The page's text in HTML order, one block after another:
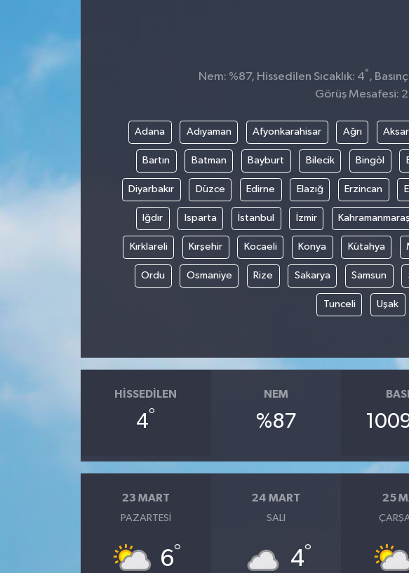
Nem: %87, Hissedilen Sıcaklık: 4° ,
Görüş Mesafesi:
Adana Adıyaman Afyonkarahisar Ağrı
Bartın Batman Bayburt Bilecik Bingöl
Diyarbakır Düzce Edirne Elazığ Erzincan
Iğdır Isparta İstanbul İzmir Kahramanmaraş
Kırklareli Kırşehir Kocaeli Konya Kütahya
Ordu Osmaniye Rize Sakarya Samsun
Tunceli Uşak
HISSEDILEN
4°
NEM
%87
23 MART
PAZARTESI
6°
24 MART
SALI
4°
25
PROJELER İNGİLİZCE
YEREL MEDYA RAPORU